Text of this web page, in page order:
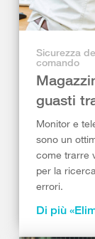
Sicurezza
comando
guasti
Monitor e
sono un
come trarre
per la
errori.
Di più